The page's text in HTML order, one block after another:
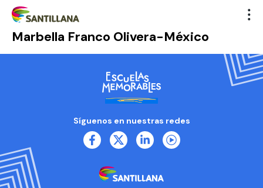
Marbella Franco Olivera-México
Síguenos en nuestras redes